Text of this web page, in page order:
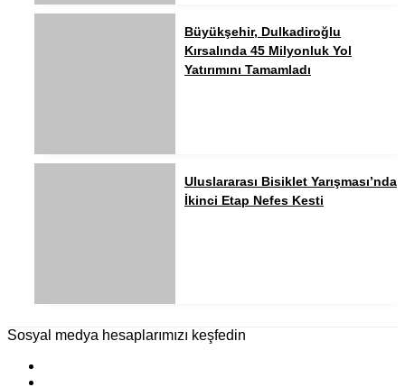
Büyükşehir, Dulkadiroğlu
Kırsalında 45 Milyonluk Yol
Yatırımını Tamamladı
Uluslararası Bisiklet Yarışması’nda
İkinci Etap Nefes Kesti
Sosyal medya hesaplarımızı keşfedin